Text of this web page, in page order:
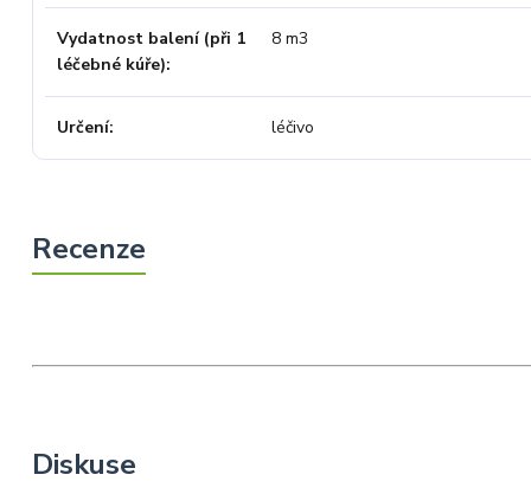
Vydatnost balení (při 1
léčebné kúře)
8 m3
Určení léčivo